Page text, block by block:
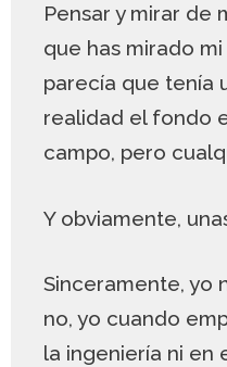
Pensar y mirar de
que has mirado
parecía que tenía
realidad el fondo
campo, pero
Y obviamente,
Sinceramente, yo
no, yo cuando
la ingeniería ni en